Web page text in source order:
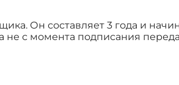
Он составляет 3 года и
а не с момента подписания